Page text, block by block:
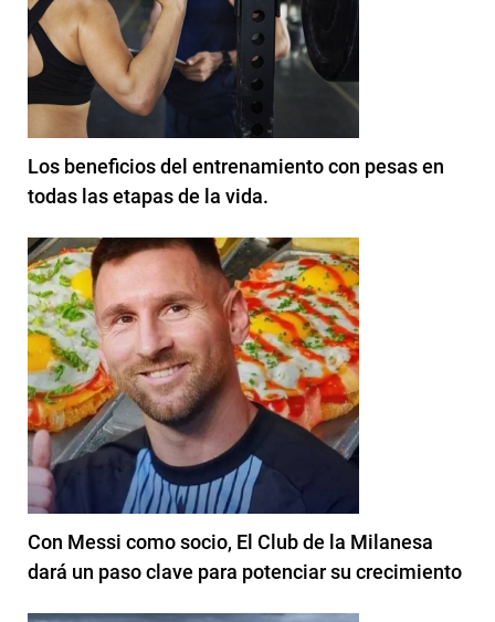
Los beneficios del entrenamiento con pesas en
todas las etapas de la vida.
Con Messi como socio, El Club de la Milanesa
dará un paso clave para potenciar su crecimiento